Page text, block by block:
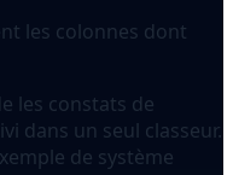
les colonnes dont
les constats de
dans un seul classeur.
de système